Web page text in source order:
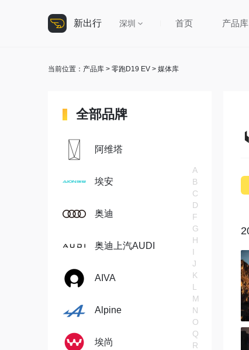
新出行 深圳 首页 产品库
当前位置： 产品库 > 零跑D19 EV > 媒体库
全部品牌
A
B
C
D
F
G
H
I
J
K
L
M
N
O
Q
R
阿维塔
埃安
奥迪
奥迪上汽AUDI
AIVA
Alpine
埃尚